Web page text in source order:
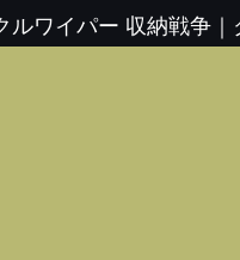
ルワイパー 収納戦争｜